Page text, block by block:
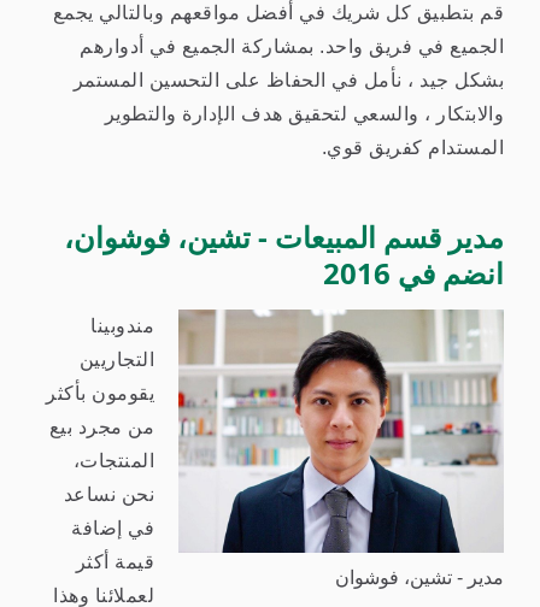
قم بتطبيق كل شريك في أفضل مواقعهم وبالتالي يجمع
الجميع في فريق واحد. بمشاركة الجميع في أدوارهم
بشكل جيد ، نأمل في الحفاظ على التحسين المستمر
والابتكار ، والسعي لتحقيق هدف الإدارة والتطوير
المستدام كفريق قوي.
مدير قسم المبيعات - تشين، فوشوان،
انضم في 2016
مدير - تشين، فوشوان
مندوبينا
التجاريين
يقومون بأكثر
من مجرد بيع
المنتجات،
نحن نساعد
في إضافة
قيمة أكثر
لعملائنا وهذا